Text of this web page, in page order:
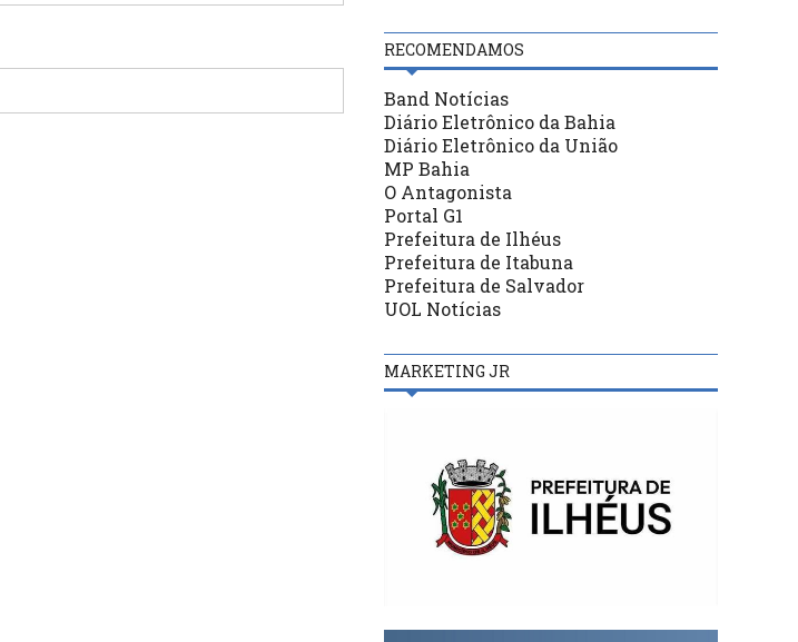
RECOMENDAMOS
Band Notícias
Diário Eletrônico da Bahia
Diário Eletrônico da União
MP Bahia
O Antagonista
Portal G1
Prefeitura de Ilhéus
Prefeitura de Itabuna
Prefeitura de Salvador
UOL Notícias
MARKETING JR